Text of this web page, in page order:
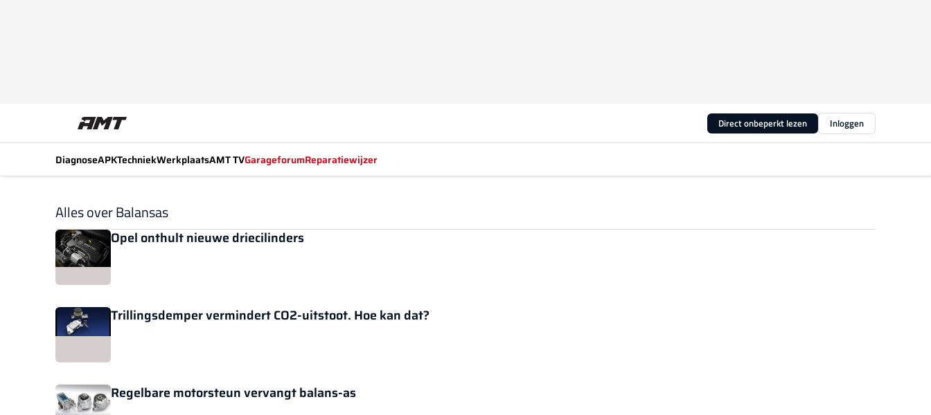
Direct onbeperkt lezen Inloggen
DiagnoseAPKTechniekWerkplaatsAMT TVGarageforumReparatiewijzer
Alles over Balansas
Opel onthult nieuwe driecilinders
Trillingsdemper vermindert CO2-uitstoot. Hoe kan dat?
Regelbare motorsteun vervangt balans-as